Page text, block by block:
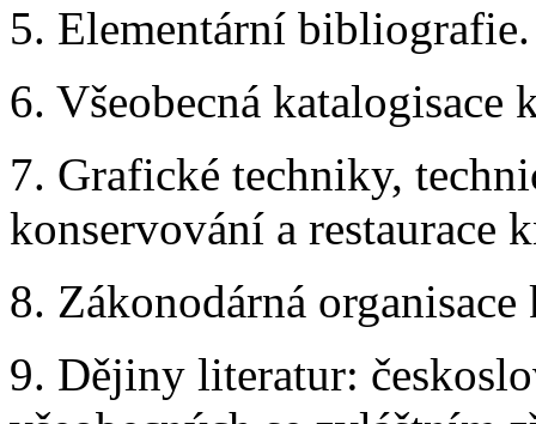
5. Elementární bibliografie.
6. Všeobecná katalogisace
7. Grafické techniky,
konservování a restaurace
8. Zákonodárná
9. Dějiny literatur: